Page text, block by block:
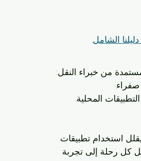
الشامل.
من خبراء النقل:
استخدام تطبيقات
هذه النصائح لتحويل كل رحلة إلى تجربة